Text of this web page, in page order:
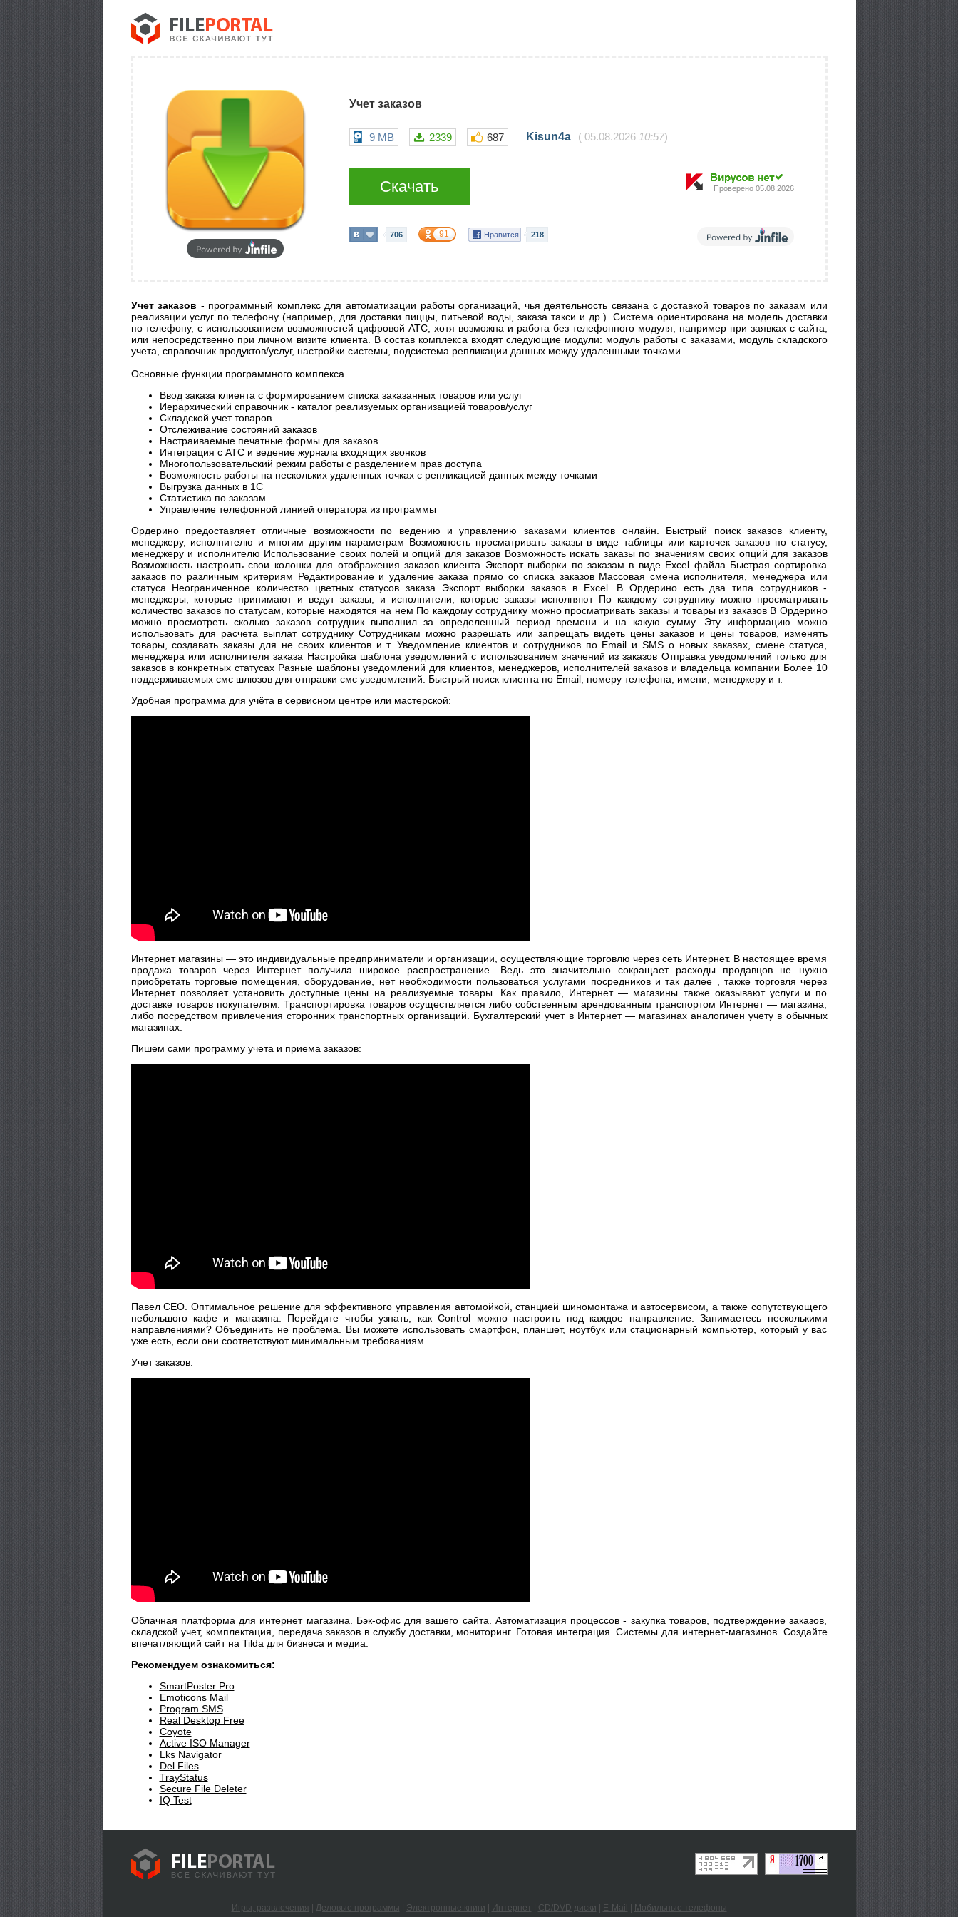
Учет заказов
9 MB 2339 687 Kisun4a ( 05.08.2026 10:57)
Скачать Проверено 05.08.2026
706 91 Нравится 218
Учет заказов - программный комплекс для автоматизации работы организаций, чья деятельность связана с доставкой товаров по заказам или
реализации услуг по телефону (например, для доставки пиццы, питьевой воды, заказа такси и др.). Система ориентирована на модель доставки
по телефону, с использованием возможностей цифровой АТС, хотя возможна и работа без телефонного модуля, например при заявках с сайта,
или непосредственно при личном визите клиента. В состав комплекса входят следующие модули: модуль работы с заказами, модуль складского
учета, справочник продуктов/услуг, настройки системы, подсистема репликации данных между удаленными точками.
Основные функции программного комплекса
Ввод заказа клиента с формированием списка заказанных товаров или услуг
Иерархический справочник - каталог реализуемых организацией товаров/услуг
Складской учет товаров
Отслеживание состояний заказов
Настраиваемые печатные формы для заказов
Интеграция с АТС и ведение журнала входящих звонков
Многопользовательский режим работы с разделением прав доступа
Возможность работы на нескольких удаленных точках с репликацией данных между точками
Выгрузка данных в 1С
Статистика по заказам
Управление телефонной линией оператора из программы
Ордерино предоставляет отличные возможности по ведению и управлению заказами клиентов онлайн. Быстрый поиск заказов клиенту,
менеджеру, исполнителю и многим другим параметрам Возможность просматривать заказы в виде таблицы или карточек заказов по статусу,
менеджеру и исполнителю Использование своих полей и опций для заказов Возможность искать заказы по значениям своих опций для заказов
Возможность настроить свои колонки для отображения заказов клиента Экспорт выборки по заказам в виде Excel файла Быстрая сортировка
заказов по различным критериям Редактирование и удаление заказа прямо со списка заказов Массовая смена исполнителя, менеджера или
статуса Неограниченное количество цветных статусов заказа Экспорт выборки заказов в Excel. В Ордерино есть два типа сотрудников -
менеджеры, которые принимают и ведут заказы, и исполнители, которые заказы исполняют По каждому сотруднику можно просматривать
количество заказов по статусам, которые находятся на нем По каждому сотруднику можно просматривать заказы и товары из заказов В Ордерино
можно просмотреть сколько заказов сотрудник выполнил за определенный период времени и на какую сумму. Эту информацию можно
использовать для расчета выплат сотруднику Сотрудникам можно разрешать или запрещать видеть цены заказов и цены товаров, изменять
товары, создавать заказы для не своих клиентов и т. Уведомление клиентов и сотрудников по Email и SMS о новых заказах, смене статуса,
менеджера или исполнителя заказа Настройка шаблона уведомлений с использованием значений из заказов Отправка уведомлений только для
заказов в конкретных статусах Разные шаблоны уведомлений для клиентов, менеджеров, исполнителей заказов и владельца компании Более 10
поддерживаемых смс шлюзов для отправки смс уведомлений. Быстрый поиск клиента по Email, номеру телефона, имени, менеджеру и т.
Удобная программа для учёта в сервисном центре или мастерской:
Интернет магазины — это индивидуальные предприниматели и организации, осуществляющие торговлю через сеть Интернет. В настоящее время
продажа товаров через Интернет получила широкое распространение. Ведь это значительно сокращает расходы продавцов не нужно
приобретать торговые помещения, оборудование, нет необходимости пользоваться услугами посредников и так далее , также торговля через
Интернет позволяет установить доступные цены на реализуемые товары. Как правило, Интернет — магазины также оказывают услуги и по
доставке товаров покупателям. Транспортировка товаров осуществляется либо собственным арендованным транспортом Интернет — магазина,
либо посредством привлечения сторонних транспортных организаций. Бухгалтерский учет в Интернет — магазинах аналогичен учету в обычных
магазинах.
Пишем сами программу учета и приема заказов:
Павел CEO. Оптимальное решение для эффективного управления автомойкой, станцией шиномонтажа и автосервисом, а также сопутствующего
небольшого кафе и магазина. Перейдите чтобы узнать, как Control можно настроить под каждое направление. Занимаетесь несколькими
направлениями? Объединить не проблема. Вы можете использовать смартфон, планшет, ноутбук или стационарный компьютер, который у вас
уже есть, если они соответствуют минимальным требованиям.
Учет заказов:
Облачная платформа для интернет магазина. Бэк-офис для вашего сайта. Автоматизация процессов - закупка товаров, подтверждение заказов,
складской учет, комплектация, передача заказов в службу доставки, мониторинг. Готовая интеграция. Системы для интернет-магазинов. Создайте
впечатляющий сайт на Tilda для бизнеса и медиа.
Рекомендуем ознакомиться:
SmartPoster Pro
Emoticons Mail
Program SMS
Real Desktop Free
Coyote
Active ISO Manager
Lks Navigator
Del Files
TrayStatus
Secure File Deleter
IQ Test
Игры, развлечения | Деловые программы | Электронные книги | Интернет | CD/DVD диски | E-Mail | Мобильные телефоны